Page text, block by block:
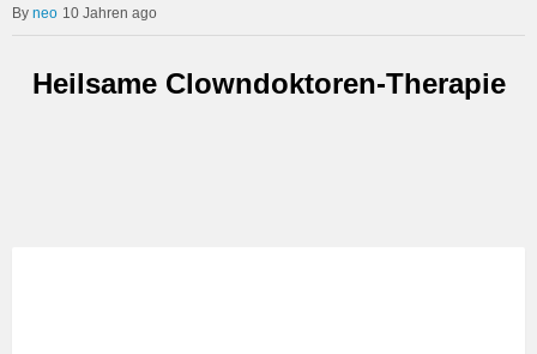
neo 10 Jahren ago
Heilsame Clowndoktoren-Therapie